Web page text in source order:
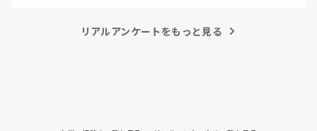
リアルアンケートをもっと見る